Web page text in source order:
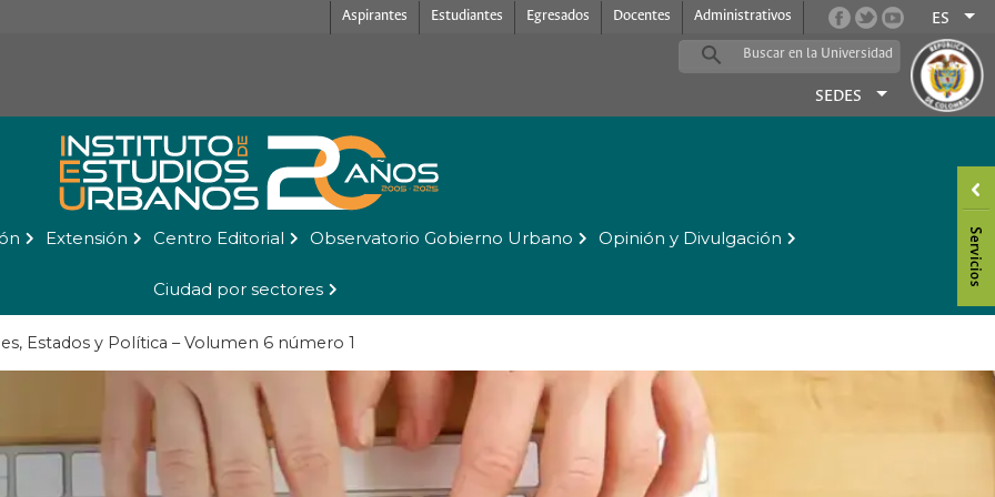
Aspirantes Estudiantes Egresados Docentes Administrativos ES
SEDES
Extensión Centro Editorial Observatorio Gobierno Urbano Opinión y Divulgación
Ciudad por sectores
Estados y Política – Volumen 6 número 1